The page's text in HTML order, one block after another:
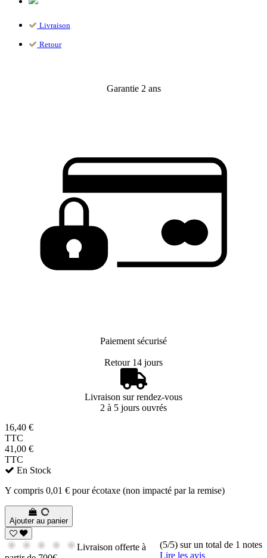
Livraison
Retour
Garantie 2 ans
Paiement sécurisé
Retour 14 jours
Livraison sur rendez-vous
2 à 5 jours ouvrés
16,40 €
TTC
41,00 €
TTC
En Stock
Y compris 0,01 € pour écotaxe (non impacté par la remise)
Ajouter au panier
(5/5) sur un total de 1 notes
Lire les avis
Livraison offerte à